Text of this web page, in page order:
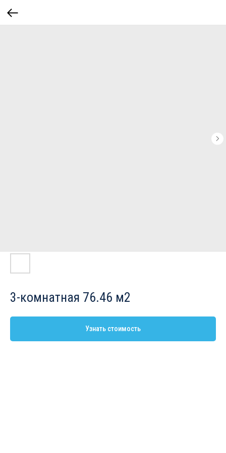
3-комнатная 76.46 м2
Узнать стоимость